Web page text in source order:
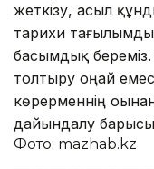
жеткізу, асыл
тарихи
басымдық
толтыру оңай
көрерменнің
дайындалу
Фото: mazhab.kz